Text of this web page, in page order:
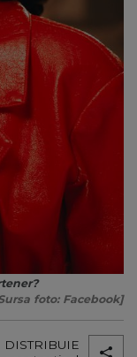
foto: Facebook]
DISTRIBUIE